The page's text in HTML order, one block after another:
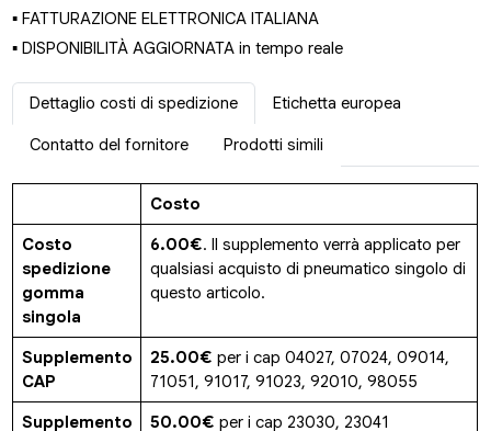
▪ FATTURAZIONE ELETTRONICA ITALIANA
▪ DISPONIBILITÀ AGGIORNATA in tempo reale
Dettaglio costi di spedizione Etichetta europea
Contatto del fornitore Prodotti simili
Costo
Costo
spedizione
gomma
singola
6.00€. Il supplemento verrà applicato per
qualsiasi acquisto di pneumatico singolo di
questo articolo.
Supplemento
CAP
25.00€ per i cap 04027, 07024, 09014,
71051, 91017, 91023, 92010, 98055
Supplemento 50.00€ per i cap 23030, 23041